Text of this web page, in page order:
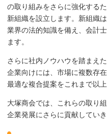
の取り組みをさらに強化する
新組織を設立します。新組織
業界の法的知識を備え、会計
ます。
さらに社内ノウハウを踏まえ
企業向けには、市場に複数存
最適な複合提案をこれまで以
大塚商会では、これらの取り
企業発展にさらに貢献していき